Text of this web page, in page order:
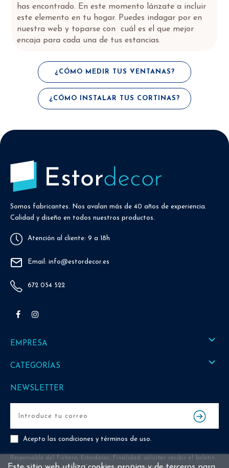
has encontrado. En este momento lánzate a incluir
este elemento en tu hogar. Puedes indagar por en
nuestra web y toparse con cuál es el que mejor
encaja para cada una de tus estancias.
¿CÓMO MEDIR TUS VENTANAS?
¿CÓMO INSTALAR TUS CORTINAS?
Somos fabricantes. Nos avalan más de 40 años de experiencia.
Calidad y diseño en todos nuestros productos.
Atención al cliente: 9 a 18h
Email: info@estordecor.es
672 054 522
Facebook
EMPRESA 
CATEGORÍAS 
NEWSLETTER
Acepto las condiciones y términos de uso.
Responsable del Fichero: Estordecor; Finalidad: solicitar recibir el boletín